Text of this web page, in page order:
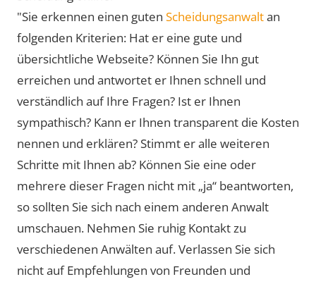
"Sie erkennen einen guten Scheidungsanwaltan
folgenden Kriterien: Hat er eine gute und
übersichtliche Webseite? Können Sie Ihn gut
erreichen und antwortet er Ihnen schnell und
verständlich auf Ihre Fragen? Ist er Ihnen
sympathisch? Kann er Ihnen transparent die Kosten
nennen und erklären? Stimmt er alle weiteren
Schritte mit Ihnen ab? Können Sie eine oder
mehrere dieser Fragen nicht mit „ja“ beantworten,
so sollten Sie sich nach einem anderen Anwalt
umschauen. Nehmen Sie ruhig Kontakt zu
verschiedenen Anwälten auf. Verlassen Sie sich
nicht auf Empfehlungen von Freunden und